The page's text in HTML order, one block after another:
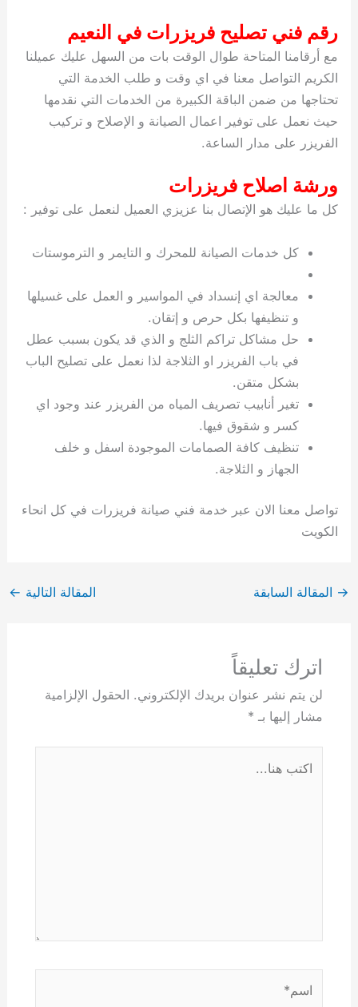
رقم فني تصليح فريزرات في النعيم
مع أرقامنا المتاحة طوال الوقت بات من السهل عليك عميلنا
الكريم التواصل معنا في اي وقت و طلب الخدمة التي
تحتاجها من ضمن الباقة الكبيرة من الخدمات التي نقدمها
حيث نعمل على توفير اعمال الصيانة و الإصلاح و تركيب
الفريزر على مدار الساعة.
ورشة اصلاح فريزرات
كل ما عليك هو الإتصال بنا عزيزي العميل لنعمل على توفير :
كل خدمات الصيانة للمحرك و التايمر و الترموستات
معالجة اي إنسداد في المواسير و العمل على غسيلها
و تنظيفها بكل حرص و إتقان.
حل مشاكل تراكم الثلج و الذي قد يكون بسبب عطل
في باب الفريزر او الثلاجة لذا نعمل على تصليح الباب
بشكل متقن.
تغير أنابيب تصريف المياه من الفريزر عند وجود اي
كسر و شقوق فيها.
تنظيف كافة الصمامات الموجودة اسفل و خلف
الجهاز و الثلاجة.
تواصل معنا الان عبر خدمة فني صيانة فريزرات في كل انحاء
الكويت
→ المقالة السابقة المقالة التالية ←
اترك تعليقاً
لن يتم نشر عنوان بريدك الإلكتروني. الحقول الإلزامية
مشار إليها بـ *
هنا...